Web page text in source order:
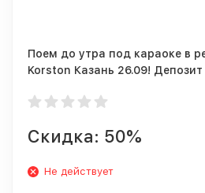
Поем до утра под караоке в
Korston Казань 26.09! Депозит
Скидка: 50%
Не действует